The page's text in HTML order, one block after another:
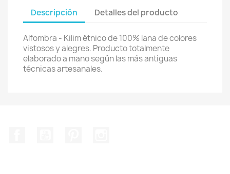
Descripción Detalles del producto
Alfombra - Kilim étnico de 100% lana de colores
vistosos y alegres. Producto totalmente
elaborado a mano según las más antiguas
técnicas artesanales.